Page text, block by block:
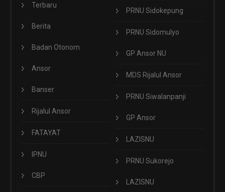
Terbaru
Berita
Badan Otonom
Ansor
Banser
Rijalul Ansor
FATAYAT
IPNU
CBP
PRNU Sidokepung
PRNU Sidomulyo
GP Ansor NU
MDS Rijalul Ansor
PRNU Siwalanpanji
GP Ansor
LAZISNU
PRNU Sukorejo
LAZISNU